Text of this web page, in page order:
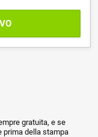
gratuita, e se
prima della stampa